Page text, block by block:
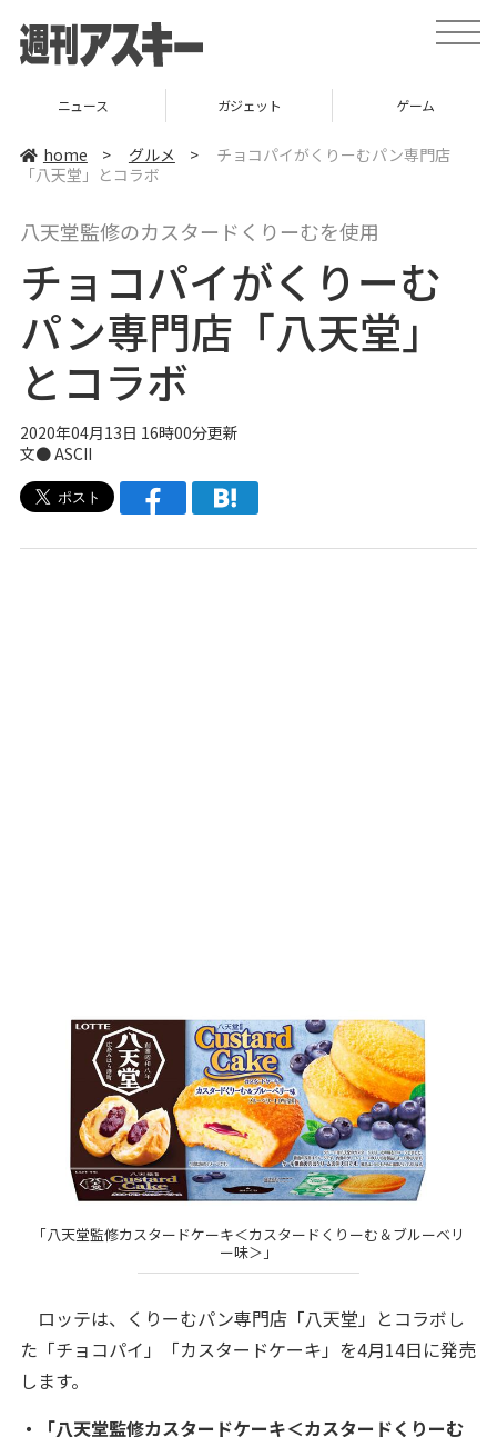
t
o
ニュース ガジェット ゲーム
home > グルメ >
チョコパイがくりーむパン専門店
「八天堂」とコラボ
八天堂監修のカスタードくりーむを使用
チョコパイがくりーむ
パン専門店「八天堂」
とコラボ
2020年04月13日 16時00分更新
文● ASCII
「八天堂監修カスタードケーキ＜カスタードくりーむ＆ブルーベリ
ー味＞」
ロッテは、くりーむパン専門店「八天堂」とコラボし
た「チョコパイ」「カスタードケーキ」を4月14日に発売
します。
・「八天堂監修カスタードケーキ＜カスタードくりーむ